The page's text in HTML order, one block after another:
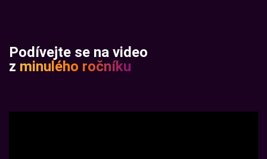
Podívejte se na video
z minulého ročníku